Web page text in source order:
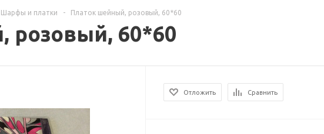
Шарфы и платки - Платок шейный, розовый, 60*60
розовый, 60*60
Отложить Сравнить